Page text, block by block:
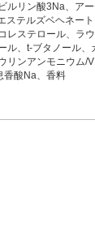
ルリン酸3Na、ア
ステルズベヘネー
レステロール、ラ
ル、t-ブタノール、
リンアンモニウム/
香酸Na、香料